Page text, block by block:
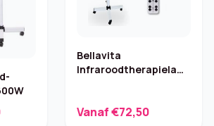
Bellavita
Infraroodtherapielamp
Vanaf €72,50